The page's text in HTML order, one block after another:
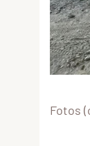
Fotos